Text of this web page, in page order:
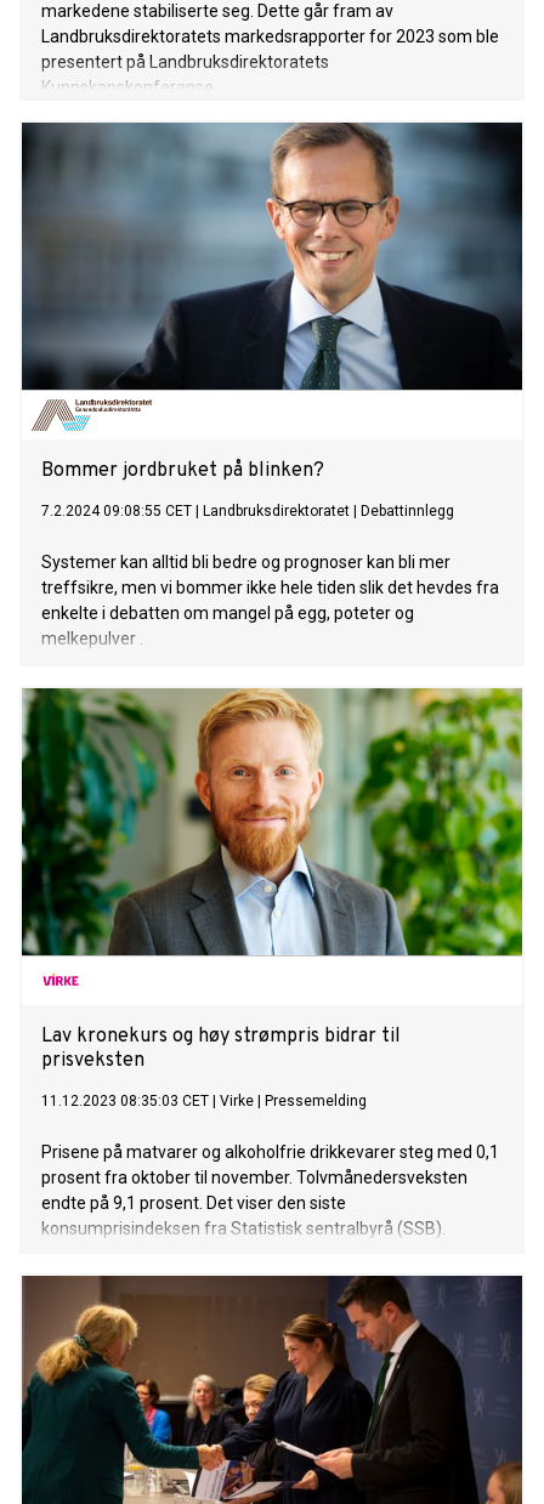
markedene stabiliserte seg. Dette går fram av
Landbruksdirektoratets markedsrapporter for 2023 som ble
presentert på Landbruksdirektoratets
Kunnskapskonferanse.
Bommer jordbruket på blinken?
7.2.2024 09:08:55 CET Landbruksdirektoratet Debattinnlegg
Systemer kan alltid bli bedre og prognoser kan bli mer
treffsikre, men vi bommer ikke hele tiden slik det hevdes fra
enkelte i debatten om mangel på egg, poteter og
melkepulver .
Lav kronekurs og høy strømpris bidrar til
prisveksten
11.12.2023 08:35:03 CET Virke Pressemelding
Prisene på matvarer og alkoholfrie drikkevarer steg med 0,1
prosent fra oktober til november. Tolvmånedersveksten
endte på 9,1 prosent. Det viser den siste
konsumprisindeksen fra Statistisk sentralbyrå (SSB).